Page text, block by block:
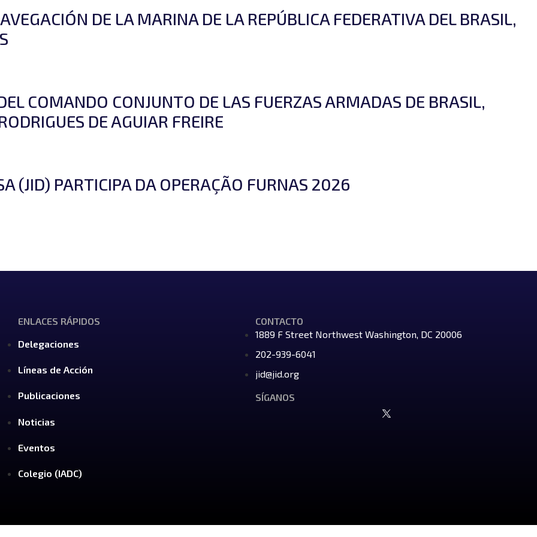
DE LA MARINA DE LA REPÚBLICA FEDERATIVA DEL BRASIL,
COMANDO CONJUNTO DE LAS FUERZAS ARMADAS DE BRASIL,
DE AGUIAR FREIRE
(JID) PARTICIPA DA OPERAÇÃO FURNAS 2026
ENLACES RÁPIDOS
Delegaciones
Líneas de Acción
Publicaciones
Noticias
Eventos
Colegio (IADC)
CONTACTO
1889 F Street Northwest Washington, DC 20006
202-939-6041
jid@jid.org
SÍGANOS